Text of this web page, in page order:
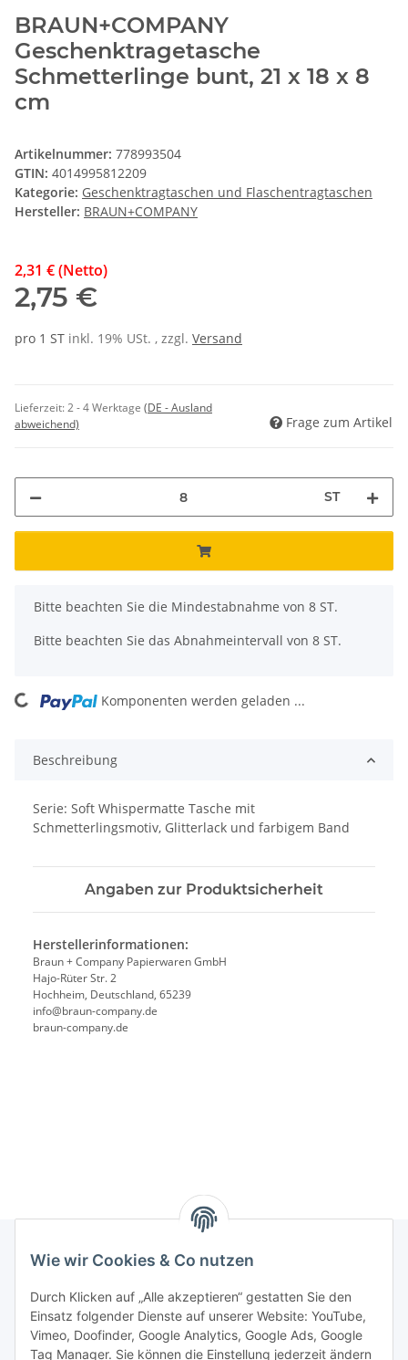
Wie wir Cookies & Co nutzen
Durch Klicken auf „Alle akzeptieren“ gestatten Sie den
Einsatz folgender Dienste auf unserer Website: YouTube,
Vimeo, Doofinder, Google Analytics, Google Ads, Google
Tag Manager. Sie können die Einstellung jederzeit ändern
BRAUN+COMPANY
Geschenktragetasche
Schmetterlinge bunt, 21 x 18 x 8
cm
Artikelnummer: 778993504
GTIN: 4014995812209
Kategorie: Geschenktragtaschen und Flaschentragtaschen
Hersteller: BRAUN+COMPANY
2,31 € (Netto)
2,75 €
pro 1 ST inkl. 19% USt. , zzgl. Versand
Lieferzeit:2 - 4 Werktage (DE - Ausland
abweichend)
Frage zum Artikel
ST
x
Bitte beachten Sie die Mindestabnahme von 8 ST.
Bitte beachten Sie das Abnahmeintervall von 8 ST.
Loading... Komponenten werden geladen ...
Beschreibung
Serie: Soft Whispermatte Tasche mit
Schmetterlingsmotiv, Glitterlack und farbigem Band
Angaben zur Produktsicherheit
Herstellerinformationen:
Braun + Company Papierwaren GmbH
Hajo-Rüter Str. 2
Hochheim, Deutschland, 65239
info@braun-company.de
braun-company.de
Rechtliches
Allgemeines